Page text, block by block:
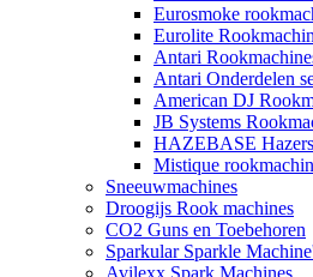
Eurosmoke
Eurolite
Antari
Antari Onderdelen
American DJ
JB Systems
HAZEBASE
Mistique
Sneeuwmachines
Droogijs Rook machines
CO2 Guns en Toebehoren
Sparkular Sparkle
Avilexx Spark Machines